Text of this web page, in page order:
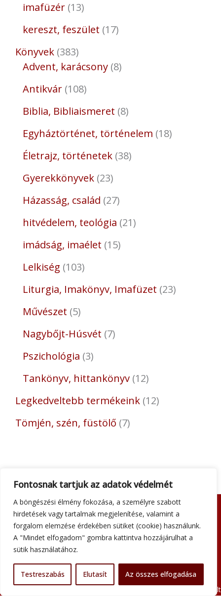
Fontosnak tartjuk az adatok védelmét
A böngészési élmény fokozása, a személyre szabott
hirdetések vagy tartalmak megjelenítése, valamint a
forgalom elemzése érdekében sütiket (cookie) használunk.
A "Mindet elfogadom" gombra kattintva hozzájárulhat a
sütik használatához.
Testreszabás Elutasít Az összes elfogadása
imafüzér 13
kereszt, feszület 17
Könyvek 383
Advent, karácsony 8
Antikvár 108
Biblia, Bibliaismeret 8
Egyháztörténet, történelem 18
Életrajz, történetek 38
Gyerekkönyvek 23
Házasság, család 27
hitvédelem, teológia 21
imádság, imaélet 15
Lelkiség 103
Liturgia, Imakönyv, Imafüzet 23
Művészet 5
Nagybőjt-Húsvét 7
Pszichológia 3
Tankönyv, hittankönyv 12
Legkedveltebb termékeink 12
Tömjén, szén, füstölő 7
Adatkezelési tájékoztató
Általános szerződési feltételek
Kapcsolat
Minden jog fenntartva © 2026 Szent Atanáz Könyv- és Kegytárgybolt